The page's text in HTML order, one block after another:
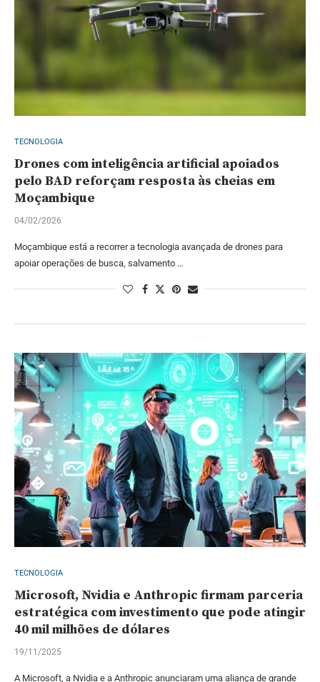
TECNOLOGIA
Drones com inteligência artificial apoiados
pelo BAD reforçam resposta às cheias em
Moçambique
04/02/2026
Moçambique está a recorrer a tecnologia avançada de drones para
apoiar operações de busca, salvamento …
TECNOLOGIA
Microsoft, Nvidia e Anthropic firmam parceria
estratégica com investimento que pode atingir
40 mil milhões de dólares
19/11/2025
A Microsoft, a Nvidia e a Anthropic anunciaram uma aliança de grande